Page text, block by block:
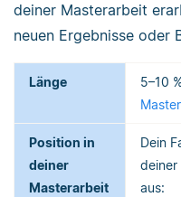
deiner Masterarbeit
neuen Ergebnisse oder
Länge 5–10
Position in
deiner
Masterarbeit
Dein
deiner
aus: